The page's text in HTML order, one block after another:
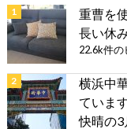
重曹を
長い休
22.6k件の
横浜中
ていま
快晴の3